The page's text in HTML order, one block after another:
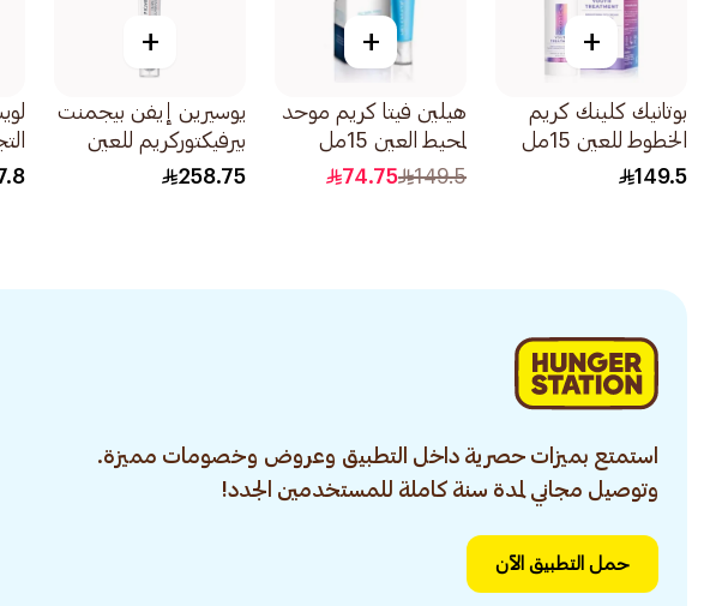
+
بوتانيك كلينك كريم
الخطوط للعين 15مل
149.5
+
هيلين فيتا كريم موحد
لمحيط العين 15مل
149.5
74.75
+
يوسيرين إيفن بيجمنت
بيرفيكتوركريم للعين
للهالات السوداء 15مل
258.75
استمتع بميزات حصرية داخل التطبيق وعروض وخصومات مميزة.
وتوصيل مجاني لمدة سنة كاملة للمستخدمين الجدد!
حمل التطبيق الآن